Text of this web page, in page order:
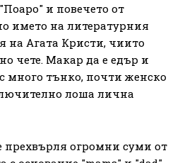
и повечето от
името на литературния
на Агата Кристи, чиито
чете. Макар да е едър и
много тънко, почти женско
лоша лична
прехвърля огромни суми от